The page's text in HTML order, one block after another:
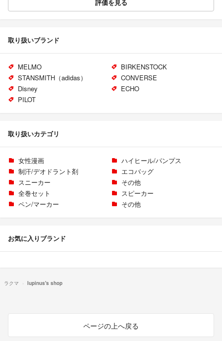
評価を見る
取り扱いブランド
MELMO
BIRKENSTOCK
STANSMITH（adidas）
CONVERSE
Disney
ECHO
PILOT
取り扱いカテゴリ
女性漫画
ハイヒール/パンプス
制汗/デオドラント剤
エコバッグ
スニーカー
その他
全巻セット
スピーカー
ペン/マーカー
その他
お気に入りブランド
ラクマ lupinus's shop
ページの上へ戻る